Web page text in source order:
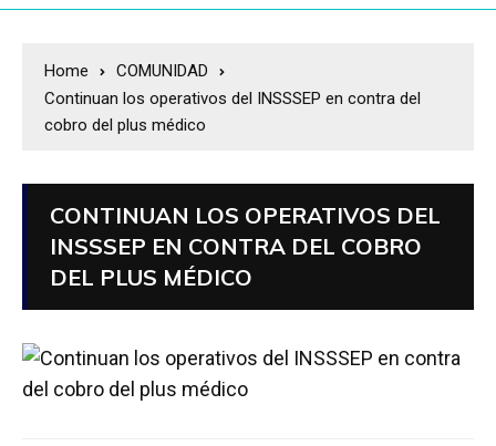
Home
COMUNIDAD
Continuan los operativos del INSSSEP en contra del
cobro del plus médico
CONTINUAN LOS OPERATIVOS DEL
INSSSEP EN CONTRA DEL COBRO
DEL PLUS MÉDICO